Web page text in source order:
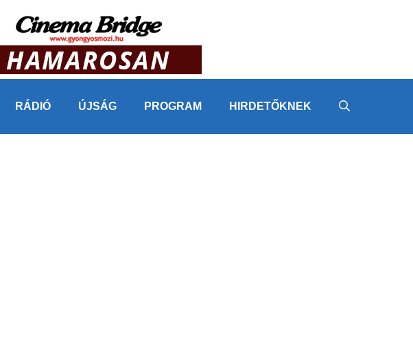
RÁDIÓ ÚJSÁG PROGRAM HIRDETŐKNEK